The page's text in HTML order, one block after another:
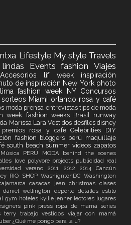
Lifestyle My style Travels
EventsfashionViajes
Accesorios lif week inspiración
de inspiración New York photo
lima fashion week NY Concursos
sorteos Miami orlando rosa y café
moda prensa entrevistas tips de moda
week fashion weeks Brasil runway
Marissa Lara Vestidos desfiles disney
premios rosa y caféCelebrities DIY
fashion bloggers perú maquillaje
south beachsummervideos zapatos
Música PERÚ MODA behind the scenes
love polyvore projects publicidad real
verano2011 2012 2014 Cancún
RIO SHOPWashigntonDCWashington
casacas jeanchristmasclases
daniel wellington deporte detalles estilo
gym hoteles kyllie jenner lectores lugares
pink press ropa de mamá series
terry trabajovestidos viajar con mamá
¿Qué me pongo para la u?